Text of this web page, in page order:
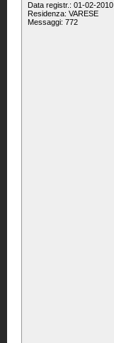
Data registr.: 01-02-2010
Residenza: VARESE
Messaggi: 772